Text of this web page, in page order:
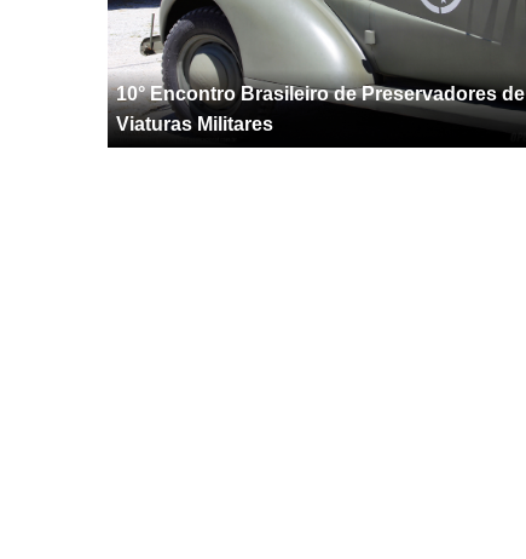
10° Encontro Brasileiro de Preservadores de
Viaturas Militares